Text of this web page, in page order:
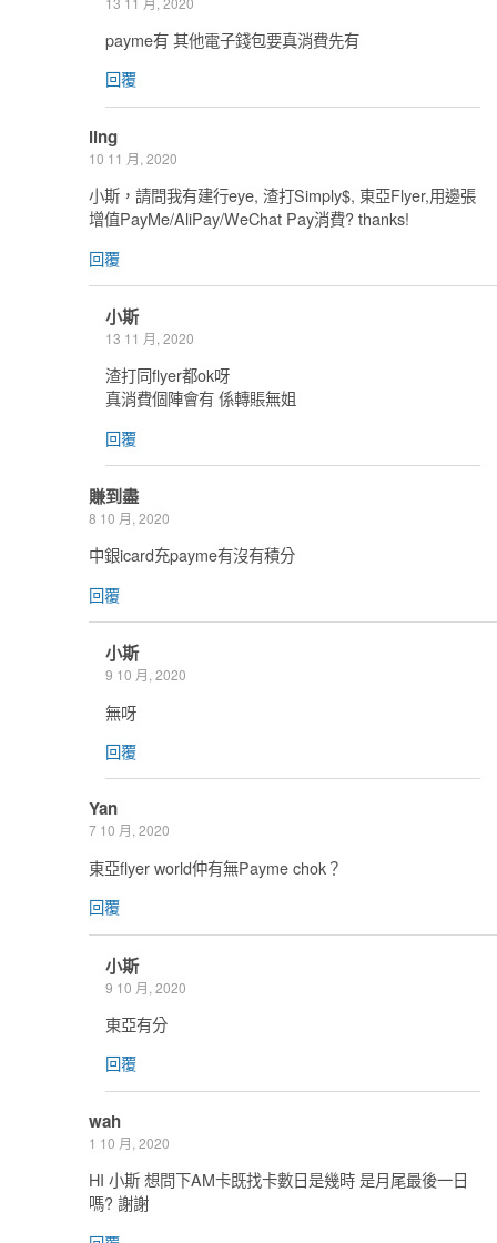
payme有 其他電子錢包要真消費先有
回覆
ling
10 11 月, 2020
小斯，請問我有建行eye, 渣打Simply$, 東亞Flyer,用邊張
增值PayMe/AliPay/WeChat Pay消費? thanks!
回覆
小斯
13 11 月, 2020
渣打同flyer都ok呀
真消費個陣會有 係轉賬無姐
回覆
賺到盡
8 10 月, 2020
中銀icard充payme有沒有積分
回覆
小斯
9 10 月, 2020
無呀
回覆
Yan
7 10 月, 2020
東亞flyer world仲有無Payme chok？
回覆
小斯
9 10 月, 2020
東亞有分
回覆
wah
1 10 月, 2020
HI 小斯 想問下AM卡既找卡數日是幾時 是月尾最後一日
嗎? 謝謝